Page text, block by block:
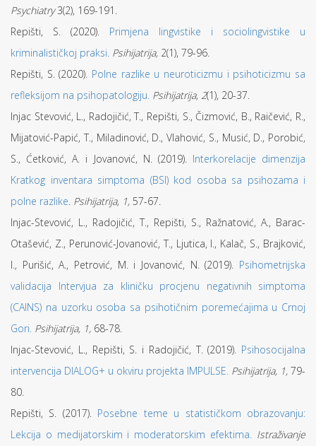
Psychiatry3(2), 169-191.
Repišti, S. (2020). Primjena lingvistike i sociolingvistike u
kriminalističkoj praksi. Psihijatrija, 2(1), 79-96.
Repišti, S. (2020). Polne razlike u neuroticizmu i psihoticizmu sa
refleksijom na psihopatologiju. Psihijatrija, 2(1), 20-37.
Injac Stevović, L., Radojičić, T., Repišti, S., Čizmović, B., Raičević, R.,
Mijatović-Papić, T., Miladinović, D., Vlahović, S., Musić, D., Porobić,
S., Ćetković, A. i Jovanović, N. (2019). Interkorelacije dimenzija
Kratkog inventara simptoma (BSI) kod osoba sa psihozama i
polne razlike. Psihijatrija, 1, 57-67.
Injac-Stevović, L., Radojičić, T., Repišti, S., Ražnatović, A., Barac-
Otašević, Z., Perunović-Jovanović, T., Ljutica, I., Kalač, S., Brajković,
I., Purišić, A., Petrović, M. i Jovanović, N. (2019). Psihometrijska
validacija Intervjua za kliničku procjenu negativnih simptoma
(CAINS) na uzorku osoba sa psihotičnim poremećajima u Crnoj
Gori. Psihijatrija, 1, 68-78.
Injac-Stevović, L., Repišti, S. i Radojičić, T. (2019). Psihosocijalna
intervencija DIALOG+ u okviru projekta IMPULSE. Psihijatrija, 1, 79-
80.
Repišti, S. (2017). Posebne teme u statističkom obrazovanju:
Lekcija o medijatorskim i moderatorskim efektima. Istraživanje